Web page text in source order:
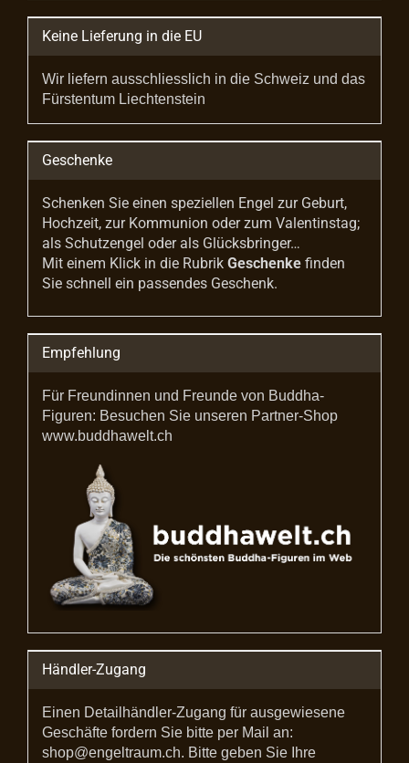
Keine Lieferung in die EU
Wir liefern ausschliesslich in die Schweiz und das
Fürstentum Liechtenstein
Geschenke
Schenken Sie einen speziellen Engel zur Geburt,
Hochzeit, zur Kommunion oder zum Valentinstag;
als Schutzengel oder als Glücksbringer…
Mit einem Klick in die Rubrik Geschenke finden
Sie schnell ein passendes Geschenk.
Empfehlung
Für Freundinnen und Freunde von Buddha-
Figuren: Besuchen Sie unseren Partner-Shop
www.buddhawelt.ch
Händler-Zugang
Einen Detailhändler-Zugang für ausgewiesene
Geschäfte fordern Sie bitte per Mail an:
shop@engeltraum.ch. Bitte geben Sie Ihre